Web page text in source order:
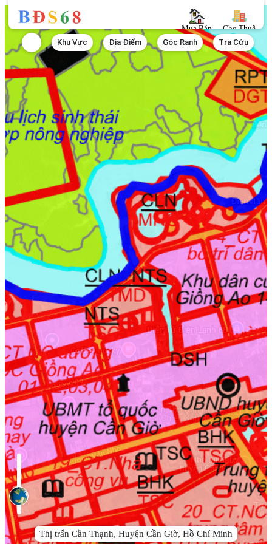
Mua Bán Cho Thuê
Thị trấn Cần Thạnh, Huyện Cần Giờ, Hồ Chí Minh
Khu Vực Địa Điểm Góc Ranh Tra Cứu